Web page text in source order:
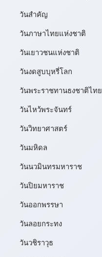
วันสำคัญ
วันภาษาไทยแห่งชาติ
วันเยาวชนแห่งชาติ
วันงดสูบบุหรี่โลก
วันพระราชทานธงชาติไทย
วันไหว้พระจันทร์​
วันวิทยาศาสตร์
วันมหิดล
วันนวมินทรมหาราช
วันปิยมหาราช
วันออกพรรษา
วันลอยกระทง
วันวชิราวุธ